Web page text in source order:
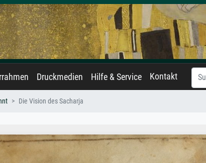
Druckmedien Hilfe & Service Kontakt
Die Vision des Sacharja